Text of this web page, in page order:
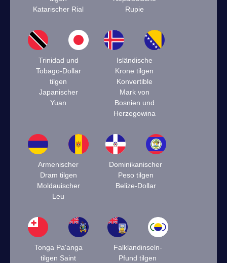
Katarischer Rial
Rupie
Trinidad und
Tobago-Dollar
tilgen
Japanischer
Yuan
Isländische
Krone tilgen
Konvertible
Mark von
Bosnien und
Herzegowina
Armenischer
Dram tilgen
Moldauischer
Leu
Dominikanischer
Peso tilgen
Belize-Dollar
Tonga Pa'anga
tilgen Saint
Falklandinseln-
Pfund tilgen